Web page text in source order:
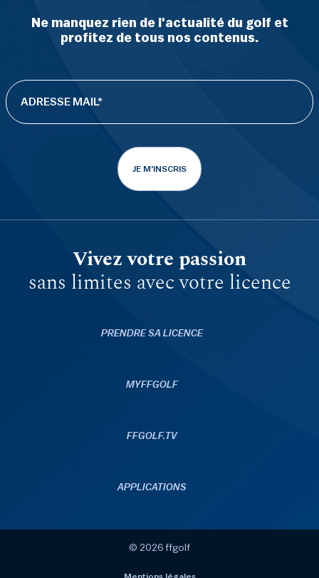
Ne manquez rien de l'actualité du golf et
profitez de tous nos contenus.
JE M'INSCRIS
Vivez votre passion
sans limites avec votre licence
PRENDRE SA LICENCE
MYFFGOLF
FFGOLF.TV
APPLICATIONS
© 2026 ffgolf